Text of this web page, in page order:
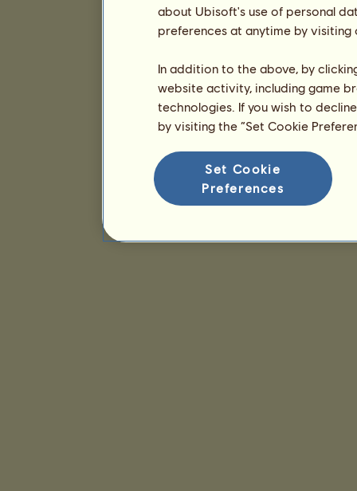
about Ubisoft's use of personal
preferences at anytime by
In addition to the above, by
website activity, including game
technologies. If you wish to
by visiting the “Set Cookie
Set Cookie
Preferences